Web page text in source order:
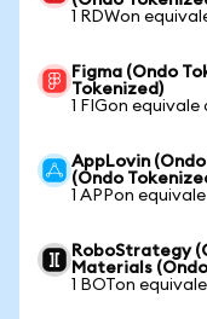
1 RDWon
Figma (Ondo
Tokenized)
1 FIGon
AppLovin
(Ondo
1 APPon
RoboStrategy
Materials
1 BOTon